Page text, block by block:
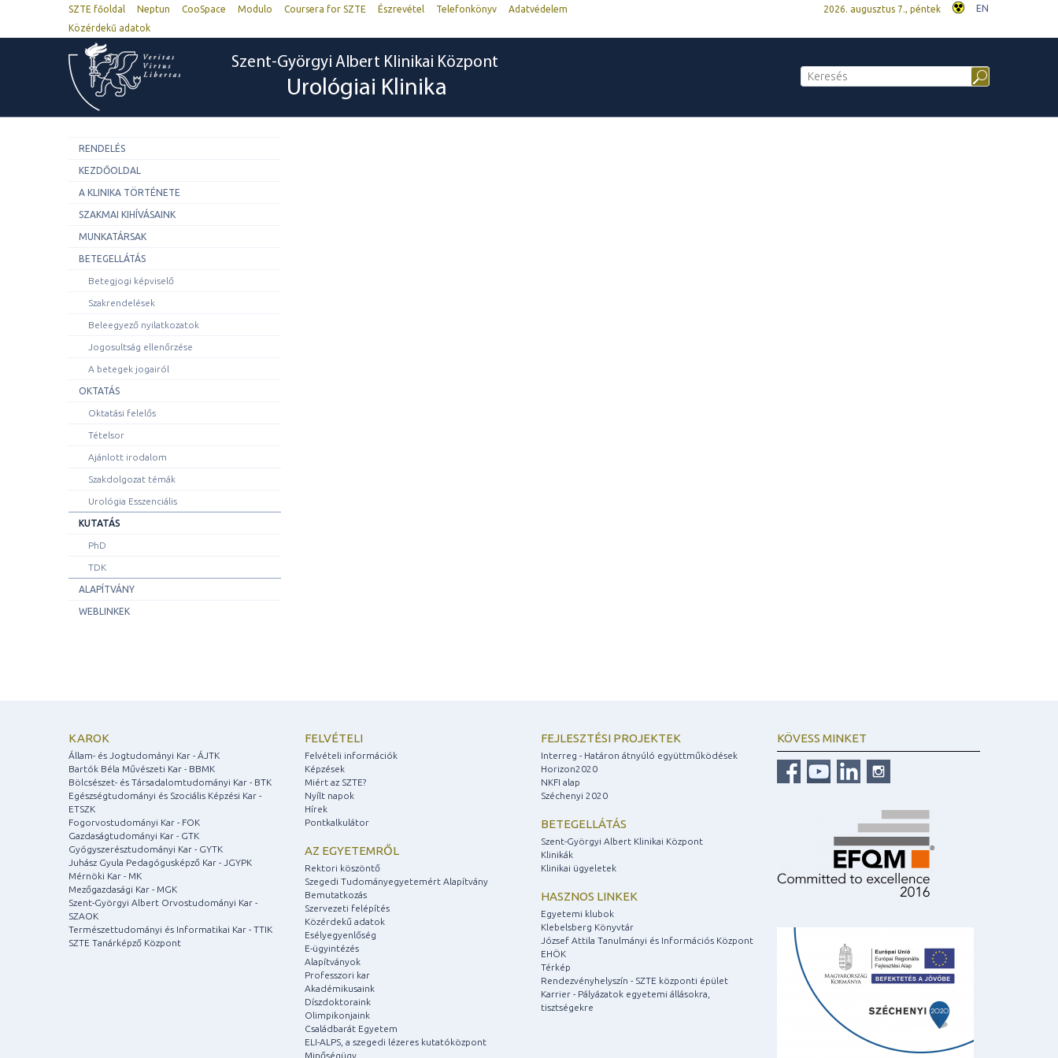
SZTE főoldal Neptun CooSpace Modulo Coursera for SZTE Észrevétel Telefonkönyv
Adatvédelem
Közérdekű adatok
2026. augusztus 7., péntek EN
Szent-Györgyi Albert Klinikai Központ
Urológiai Klinika
RENDELÉS
KEZDŐOLDAL
A KLINIKA TÖRTÉNETE
SZAKMAI KIHÍVÁSAINK
MUNKATÁRSAK
BETEGELLÁTÁS
Betegjogi képviselő
Szakrendelések
Beleegyező nyilatkozatok
Jogosultság ellenőrzése
A betegek jogairól
OKTATÁS
Oktatási felelős
Tételsor
Ajánlott irodalom
Szakdolgozat témák
Urológia Esszenciális
KUTATÁS
PhD
TDK
ALAPÍTVÁNY
WEBLINKEK
KAROK
Állam- és Jogtudományi Kar - ÁJTK
Bartók Béla Művészeti Kar - BBMK
Bölcsészet- és Társadalomtudományi Kar - BTK
Egészségtudományi és Szociális Képzési Kar -
ETSZK
Fogorvostudományi Kar - FOK
Gazdaságtudományi Kar - GTK
Gyógyszerésztudományi Kar - GYTK
Juhász Gyula Pedagógusképző Kar - JGYPK
Mérnöki Kar - MK
Mezőgazdasági Kar - MGK
Szent-Györgyi Albert Orvostudományi Kar -
SZAOK
Természettudományi és Informatikai Kar - TTIK
SZTE Tanárképző Központ
FELVÉTELI
Felvételi információk
Képzések
Miért az SZTE?
Nyílt napok
Hírek
Pontkalkulátor
AZ EGYETEMRŐL
Rektori köszöntő
Szegedi Tudományegyetemért Alapítvány
Bemutatkozás
Szervezeti felépítés
Közérdekű adatok
Esélyegyenlőség
E-ügyintézés
Alapítványok
Professzori kar
Akadémikusaink
Díszdoktoraink
Olimpikonjaink
Családbarát Egyetem
ELI-ALPS, a szegedi lézeres kutatóközpont
Minőségügy
FEJLESZTÉSI PROJEKTEK
Interreg - Határon átnyúló együttműködések
Horizon2020
NKFI alap
Széchenyi 2020
BETEGELLÁTÁS
Szent-Györgyi Albert Klinikai Központ
Klinikák
Klinikai ügyeletek
HASZNOS LINKEK
Egyetemi klubok
Klebelsberg Könyvtár
József Attila Tanulmányi és Információs Központ
EHÖK
Térkép
Rendezvényhelyszín - SZTE központi épület
Karrier - Pályázatok egyetemi állásokra,
tisztségekre
KÖVESS MINKET